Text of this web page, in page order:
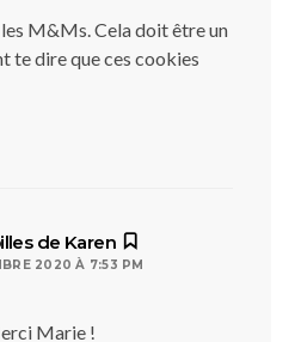
M&Ms. Cela doit être un
te dire que ces cookies
de Karen
2020 À 7:53 PM
Marie !